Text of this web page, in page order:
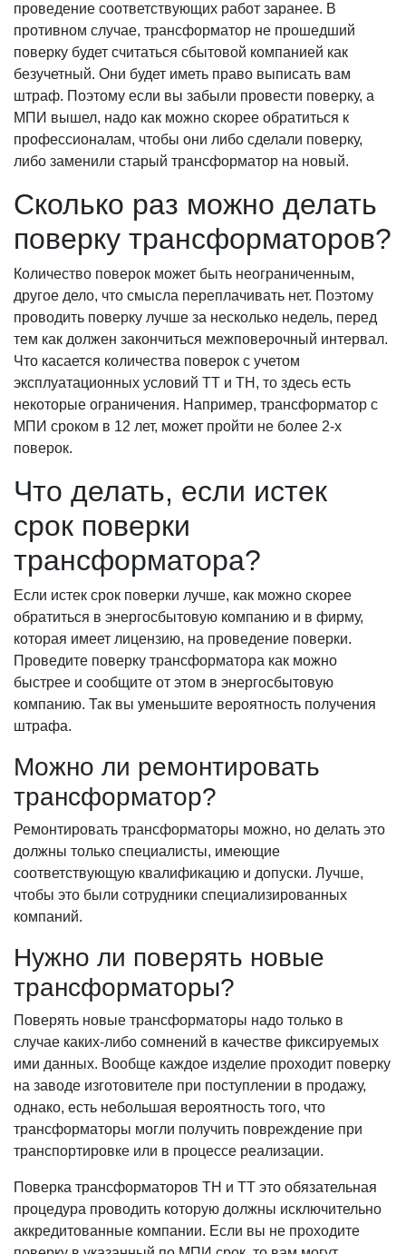
проведение соответствующих работ заранее. В
противном случае, трансформатор не прошедший
поверку будет считаться сбытовой компанией как
безучетный. Они будет иметь право выписать вам
штраф. Поэтому если вы забыли провести поверку, а
МПИ вышел, надо как можно скорее обратиться к
профессионалам, чтобы они либо сделали поверку,
либо заменили старый трансформатор на новый.
Сколько раз можно делать
поверку трансформаторов?
Количество поверок может быть неограниченным,
другое дело, что смысла переплачивать нет. Поэтому
проводить поверку лучше за несколько недель, перед
тем как должен закончиться межповерочный интервал.
Что касается количества поверок с учетом
эксплуатационных условий ТТ и ТН, то здесь есть
некоторые ограничения. Например, трансформатор с
МПИ сроком в 12 лет, может пройти не более 2-х
поверок.
Что делать, если истек
срок поверки
трансформатора?
Если истек срок поверки лучше, как можно скорее
обратиться в энергосбытовую компанию и в фирму,
которая имеет лицензию, на проведение поверки.
Проведите поверку трансформатора как можно
быстрее и сообщите от этом в энергосбытовую
компанию. Так вы уменьшите вероятность получения
штрафа.
Можно ли ремонтировать
трансформатор?
Ремонтировать трансформаторы можно, но делать это
должны только специалисты, имеющие
соответствующую квалификацию и допуски. Лучше,
чтобы это были сотрудники специализированных
компаний.
Нужно ли поверять новые
трансформаторы?
Поверять новые трансформаторы надо только в
случае каких-либо сомнений в качестве фиксируемых
ими данных. Вообще каждое изделие проходит поверку
на заводе изготовителе при поступлении в продажу,
однако, есть небольшая вероятность того, что
трансформаторы могли получить повреждение при
транспортировке или в процессе реализации.
Поверка трансформаторов ТН и ТТ это обязательная
процедура проводить которую должны исключительно
аккредитованные компании. Если вы не проходите